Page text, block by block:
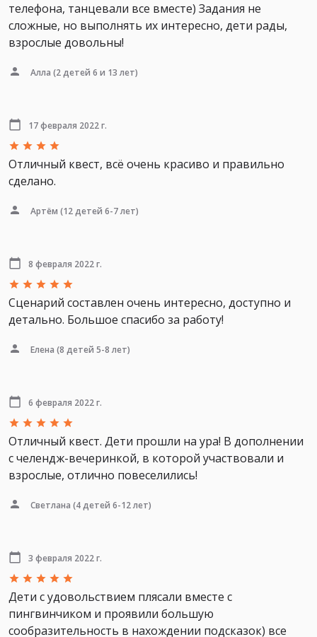
телефона, танцевали все вместе) Задания не
сложные, но выполнять их интересно, дети рады,
взрослые довольны!
Алла (2 детей 6 и 13 лет)
17 февраля 2022 г.
Отличный квест, всё очень красиво и правильно
сделано.
Артём (12 детей 6-7 лет)
8 февраля 2022 г.
Сценарий составлен очень интересно, доступно и
детально. Большое спасибо за работу!
Елена (8 детей 5-8 лет)
6 февраля 2022 г.
Отличный квест. Дети прошли на ура! В дополнении
с челендж-вечеринкой, в которой участвовали и
взрослые, отлично повеселились!
Светлана (4 детей 6-12 лет)
3 февраля 2022 г.
Дети с удовольствием плясали вместе с
пингвинчиком и проявили большую
сообразительность в нахождении подсказок) все